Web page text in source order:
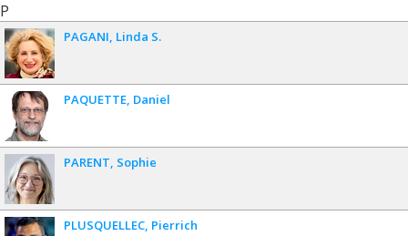
P
PAGANI Linda S.
PAQUETTE Daniel
PARENT Sophie
PLUSQUELLEC Pierrich